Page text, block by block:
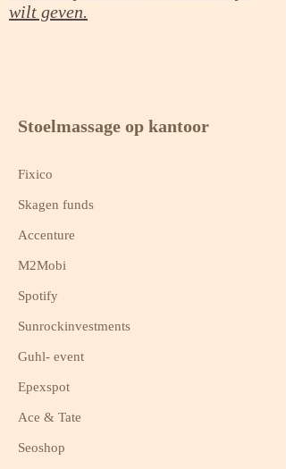
wilt geven.
Stoelmassage op kantoor
Fixico
Skagen funds
Accenture
M2Mobi
Spotify
Sunrockinvestments
Guhl- event
Epexspot
Ace & Tate
Seoshop